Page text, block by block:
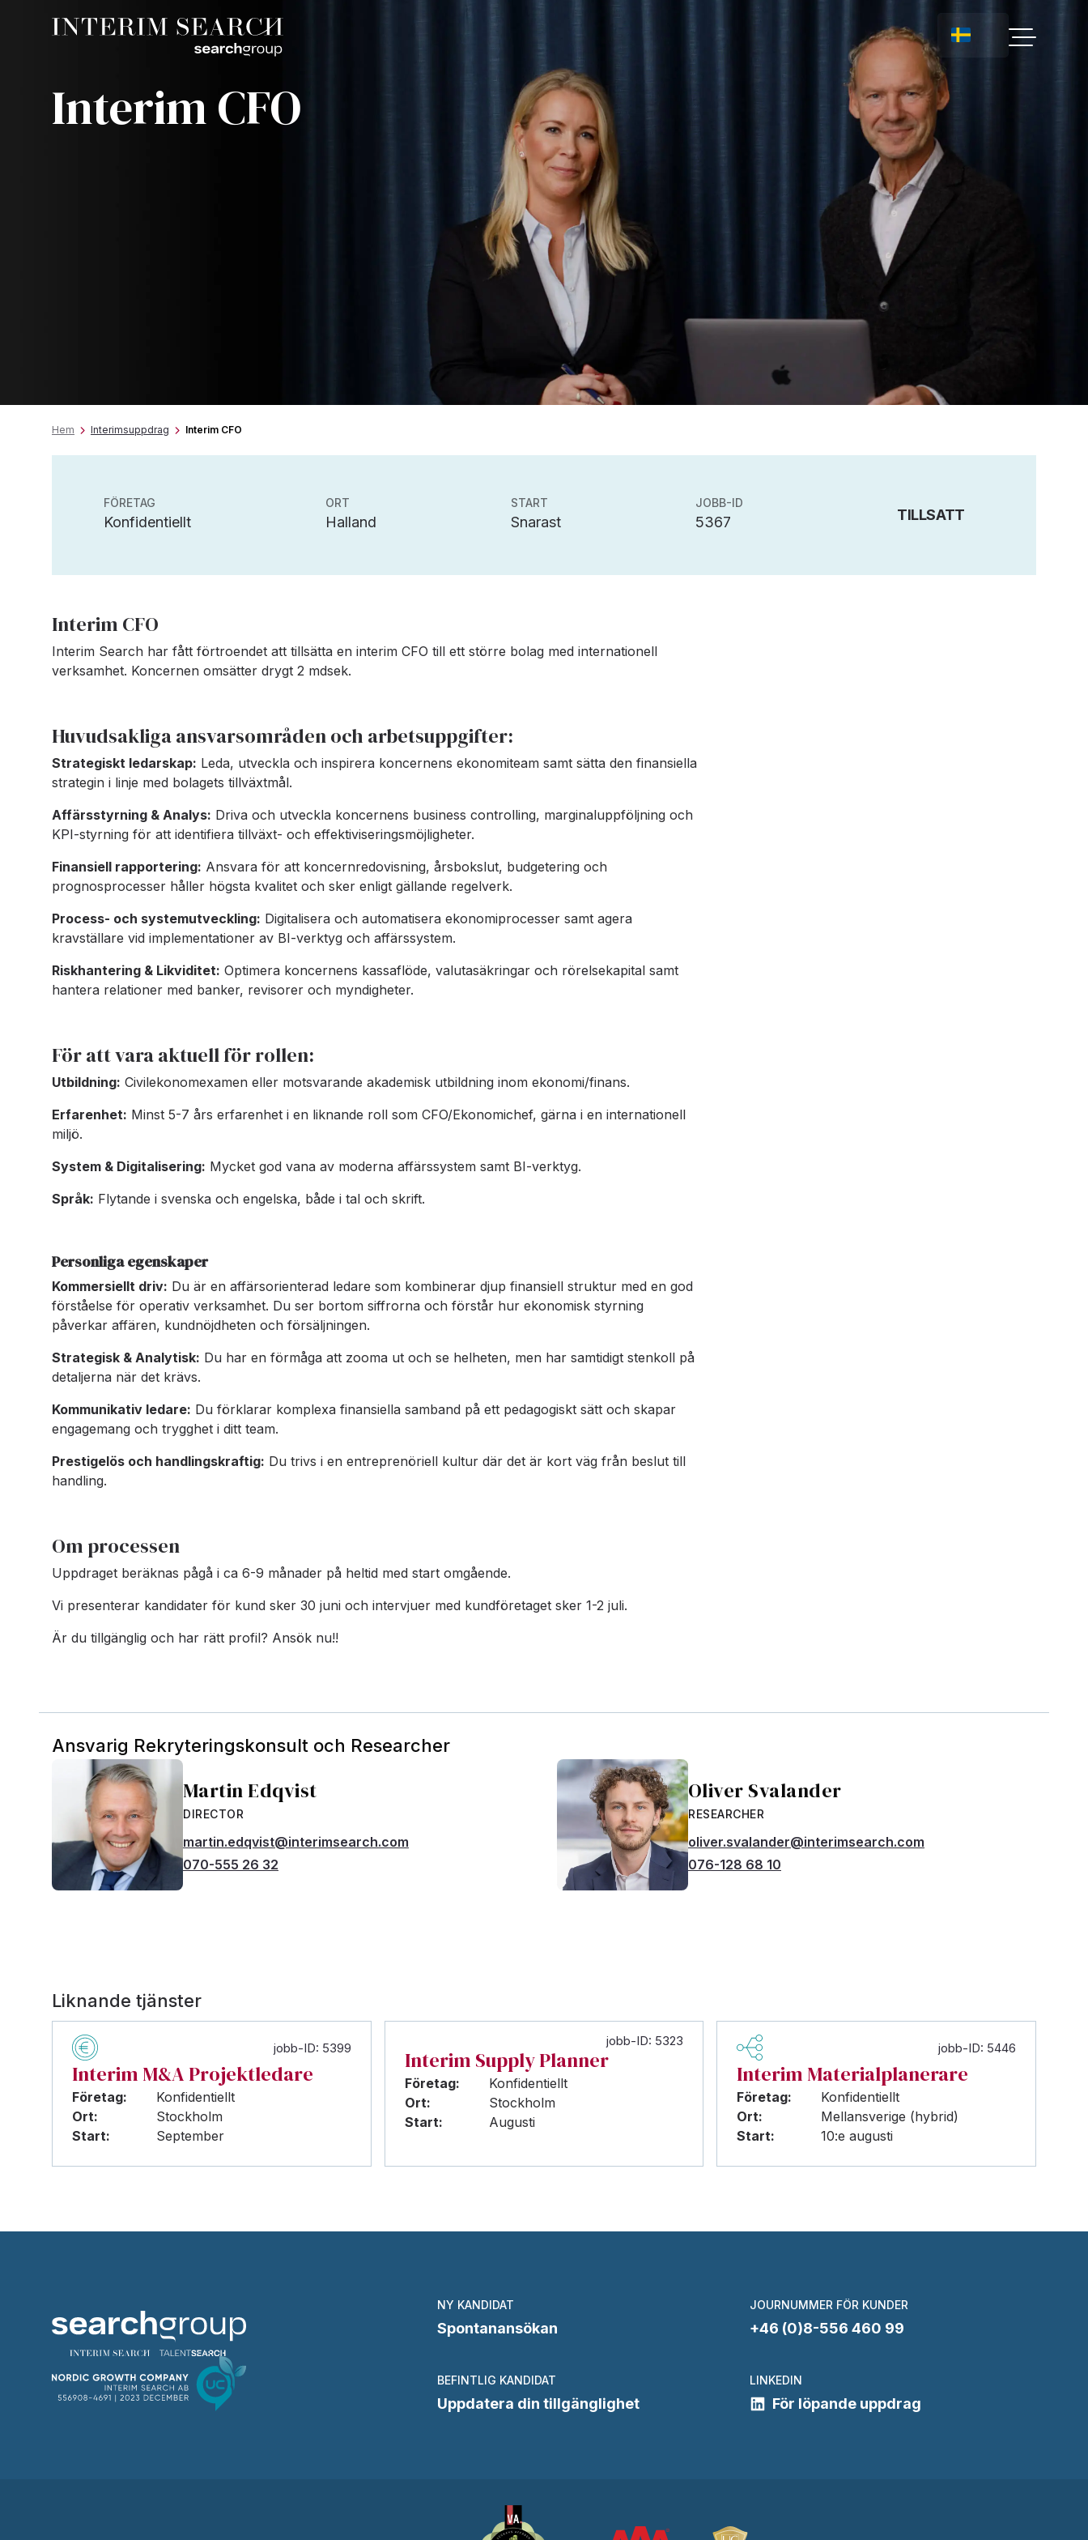
Interim CFO
Hem Interimsuppdrag Interim CFO
FÖRETAG
Konfidentiellt
ORT
Halland
START
Snarast
JOBB-ID
5367 TILLSATT
Interim CFO
Interim Search har fått förtroendet att tillsätta en interim CFO till ett större bolag med internationell
verksamhet. Koncernen omsätter drygt 2 mdsek.
Huvudsakliga ansvarsområden och arbetsuppgifter:
Strategiskt ledarskap: Leda, utveckla och inspirera koncernens ekonomiteam samt sätta den finansiella
strategin i linje med bolagets tillväxtmål.
Affärsstyrning & Analys: Driva och utveckla koncernens business controlling, marginaluppföljning och
KPI-styrning för att identifiera tillväxt- och effektiviseringsmöjligheter.
Finansiell rapportering: Ansvara för att koncernredovisning, årsbokslut, budgetering och
prognosprocesser håller högsta kvalitet och sker enligt gällande regelverk.
Process- och systemutveckling: Digitalisera och automatisera ekonomiprocesser samt agera
kravställare vid implementationer av BI-verktyg och affärssystem.
Riskhantering & Likviditet: Optimera koncernens kassaflöde, valutasäkringar och rörelsekapital samt
hantera relationer med banker, revisorer och myndigheter.
För att vara aktuell för rollen:
Utbildning: Civilekonomexamen eller motsvarande akademisk utbildning inom ekonomi/finans.
Erfarenhet: Minst 5-7 års erfarenhet i en liknande roll som CFO/Ekonomichef, gärna i en internationell
miljö.
System & Digitalisering: Mycket god vana av moderna affärssystem samt BI-verktyg.
Språk: Flytande i svenska och engelska, både i tal och skrift.
Personliga egenskaper
Kommersiellt driv: Du är en affärsorienterad ledare som kombinerar djup finansiell struktur med en god
förståelse för operativ verksamhet. Du ser bortom siffrorna och förstår hur ekonomisk styrning
påverkar affären, kundnöjdheten och försäljningen.
Strategisk & Analytisk: Du har en förmåga att zooma ut och se helheten, men har samtidigt stenkoll på
detaljerna när det krävs.
Kommunikativ ledare: Du förklarar komplexa finansiella samband på ett pedagogiskt sätt och skapar
engagemang och trygghet i ditt team.
Prestigelös och handlingskraftig: Du trivs i en entreprenöriell kultur där det är kort väg från beslut till
handling.
Om processen
Uppdraget beräknas pågå i ca 6-9 månader på heltid med start omgående.
Vi presenterar kandidater för kund sker 30 juni och intervjuer med kundföretaget sker 1-2 juli.
Är du tillgänglig och har rätt profil? Ansök nu!!
Ansvarig Rekryteringskonsult och Researcher
Martin Edqvist
DIRECTOR
martin.edqvist@interimsearch.com
070-555 26 32
Oliver Svalander
RESEARCHER
oliver.svalander@interimsearch.com
076-128 68 10
Liknande tjänster
jobb-ID: 5399
Interim M&A Projektledare
Företag:
Konfidentiellt
Ort:
Stockholm
Start:
September
jobb-ID: 5323
Interim Supply Planner
Företag:
Konfidentiellt
Ort:
Stockholm
Start:
Augusti
jobb-ID: 5446
Interim Materialplanerare
Företag:
Konfidentiellt
Ort:
Mellansverige (hybrid)
Start:
10:e augusti
NY KANDIDAT
Spontanansökan
JOURNUMMER FÖR KUNDER
+46 (0)8-556 460 99
BEFINTLIG KANDIDAT
Uppdatera din tillgänglighet
LINKEDIN
För löpande uppdrag